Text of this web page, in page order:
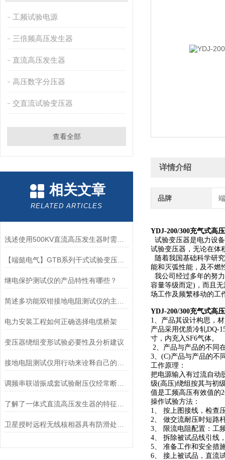
工频试验电源
三倍频高压发生器
直流高压发生器
高压数字分压器
交直流试验变压器
查看全部
相关文章
RELATED ARTICLES
浅述使用500KV直流高压发生器时需要注意的事项
【端懿电气】GTB系列干式试验变压器重量轻，操作方便
继电保护测试仪的产品特性有哪些？
电力安装工程如何正确选择电缆桥架
变压器绕组变形试验必要性及分析建议
调频串联谐振成套试验耐压仪经常断电的原因有哪些方面呢
详情介绍
品牌
YDJ-200/300充气式高
试验变压器是电力设
试验变压器，无论在体
随着我国基础科学研
能和灭弧性能，及不燃
我公司经过多年的努
容量等级而定)，而且
场工作及频繁移动的工
YDJ-200/300充气式高
1、产品其设计构思，
产品采用优质冷轧DQ-
寸，内充入SF6气体。
2、产品与产品的不同
3、(C)产品与产品的不
工作原理：
把电源输入有过流自动
级(高压)绕组按其与初
值是工频高压有效值的
操作试验方法：
1、 按上图接线，检查
2、 做交流耐压时短路
3、 限流电阻配置：
4、 拆除被试品线引线
5、 准备工作和安全措
6、 接上被试品，直流